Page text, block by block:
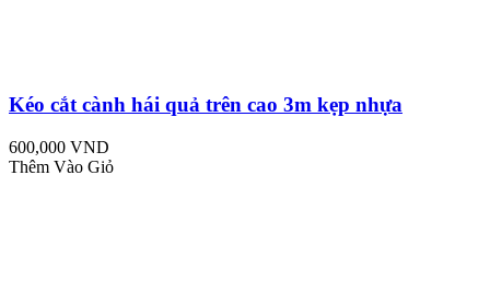
Kéo cắt cành hái quả trên cao 3m kẹp nhựa
600,000 VND
Thêm Vào Giỏ